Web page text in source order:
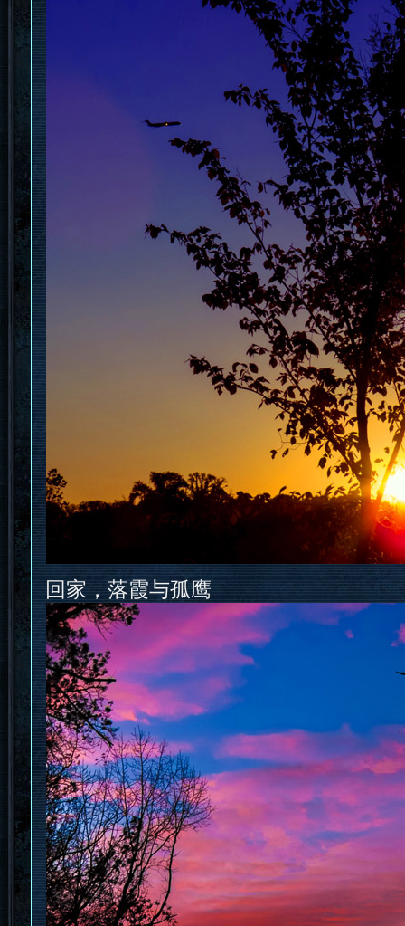
回家，落霞与孤鹰